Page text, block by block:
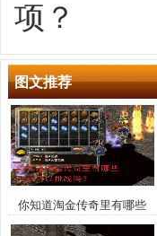
项？
图文推荐
你知道淘金传奇里有哪些
boss可以挑战吗？